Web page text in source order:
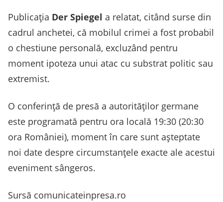
Publicația Der Spiegel a relatat, citând surse din
cadrul anchetei, că mobilul crimei a fost probabil
o chestiune personală, excluzând pentru
moment ipoteza unui atac cu substrat politic sau
extremist.
O conferință de presă a autorităților germane
este programată pentru ora locală 19:30 (20:30
ora României), moment în care sunt așteptate
noi date despre circumstanțele exacte ale acestui
eveniment sângeros.
Sursă comunicateinpresa.ro